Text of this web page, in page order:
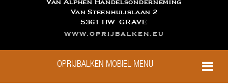
Van Alphen Handelsonderneming
Van Steenhuijslaan 2
5361 HW GRAVE
www.oprijbalken.eu
OPRIJBALKEN MOBIEL MENU